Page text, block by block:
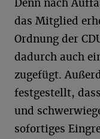
Denn nach
das Mitglied
Ordnung der
dadurch auch
zugefügt.
festgestellt,
und
sofortiges